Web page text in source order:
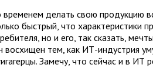
временем делать свою продукцию
быстрый, что характеристики
но и его, так сказать,
тем, как ИТ-индустрия
Замечу, что сейчас и в ИТ